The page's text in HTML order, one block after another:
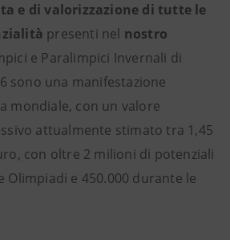
e di valorizzazione di tutte le
presenti nel nostro
e Paralimpici Invernali di
sono una manifestazione
mondiale, con un valore
attualmente stimato tra 1,45
con oltre 2 milioni di potenziali
e 450.000 durante le